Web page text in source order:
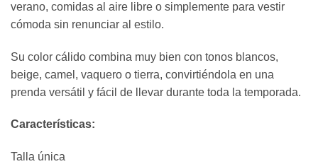
verano, comidas al aire libre o simplemente para vestir
cómoda sin renunciar al estilo.
Su color cálido combina muy bien con tonos blancos,
beige, camel, vaquero o tierra, convirtiéndola en una
prenda versátil y fácil de llevar durante toda la temporada.
Características:
Talla única